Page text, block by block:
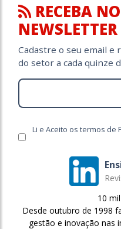
RECEBA
NEWSLETTER
Cadastre o seu email e
do setor a cada quinze
Li e Aceito os termos de
10
Desde outubro de 1998
gestão e inovação nas